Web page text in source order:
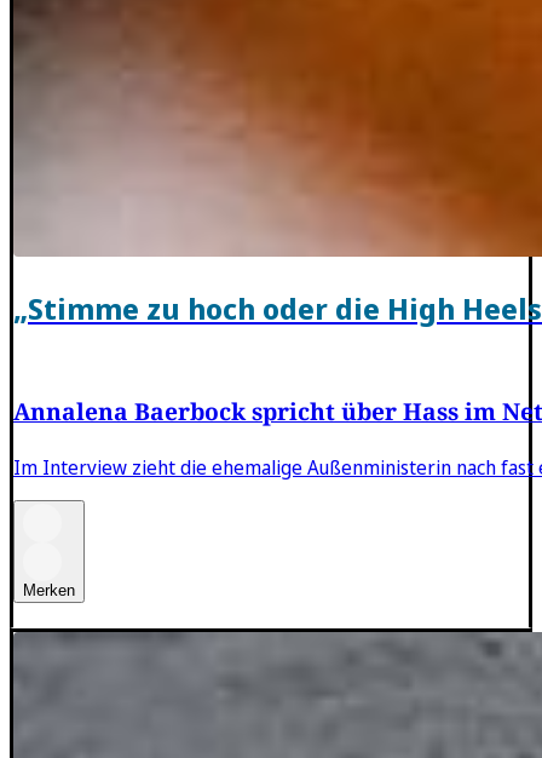
„Stimme zu hoch oder die High
Annalena Baerbock spricht über Hass im
Im Interview zieht die ehemalige Außenministerin nach
Merken